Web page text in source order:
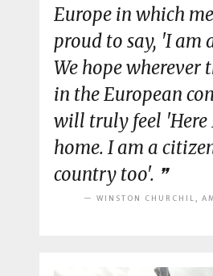
Europe in which
proud to say, 'I am
We hope wherever
in the European
will truly feel 'Here
home. I am a
country too'.
WINSTON CHURCHIL,